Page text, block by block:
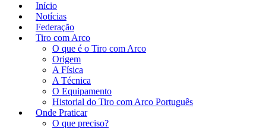
Início
Notícias
Federação
Tiro com Arco
O que é o Tiro com Arco
Origem
A Física
A Técnica
O Equipamento
Historial do Tiro com Arco Português
Onde Praticar
O que preciso?